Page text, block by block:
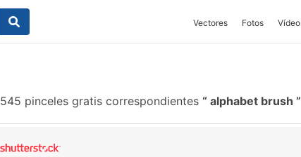
Vectores Fotos Vídeo
545 pinceles gratis correspondientes alphabet brush